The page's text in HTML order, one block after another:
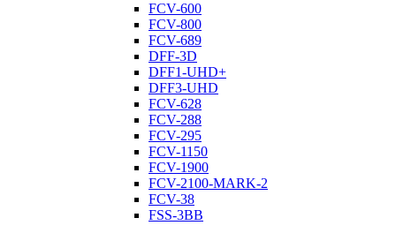
FCV-600
FCV-800
FCV-689
DFF-3D
DFF1-UHD+
DFF3-UHD
FCV-628
FCV-288
FCV-295
FCV-1150
FCV-1900
FCV-2100-MARK-2
FCV-38
FSS-3BB